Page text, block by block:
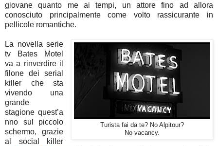
giovane quanto me ai tempi, un attore fino ad allora
conosciuto principalmente come volto rassicurante in
pellicole romantiche.
Turista fai da te? No Alpitour?
No vacancy.
La novella serie
tv Bates Motel
va a rinverdire il
filone dei serial
killer che sta
vivendo una
grande
stagionequest’a
nno sul piccolo
schermo, grazie
al social killer